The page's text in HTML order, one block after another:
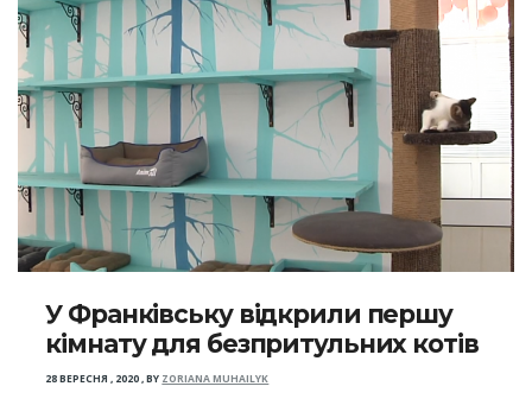
У Франківську відкрили першу
кімнату для безпритульних котів
28 ВЕРЕСНЯ , 2020,BY ZORIANA MUHAILYK